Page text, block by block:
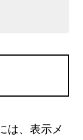
は、表示メ